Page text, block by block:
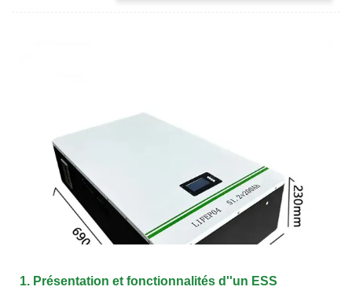
1. Présentation et fonctionnalités d''un ESS